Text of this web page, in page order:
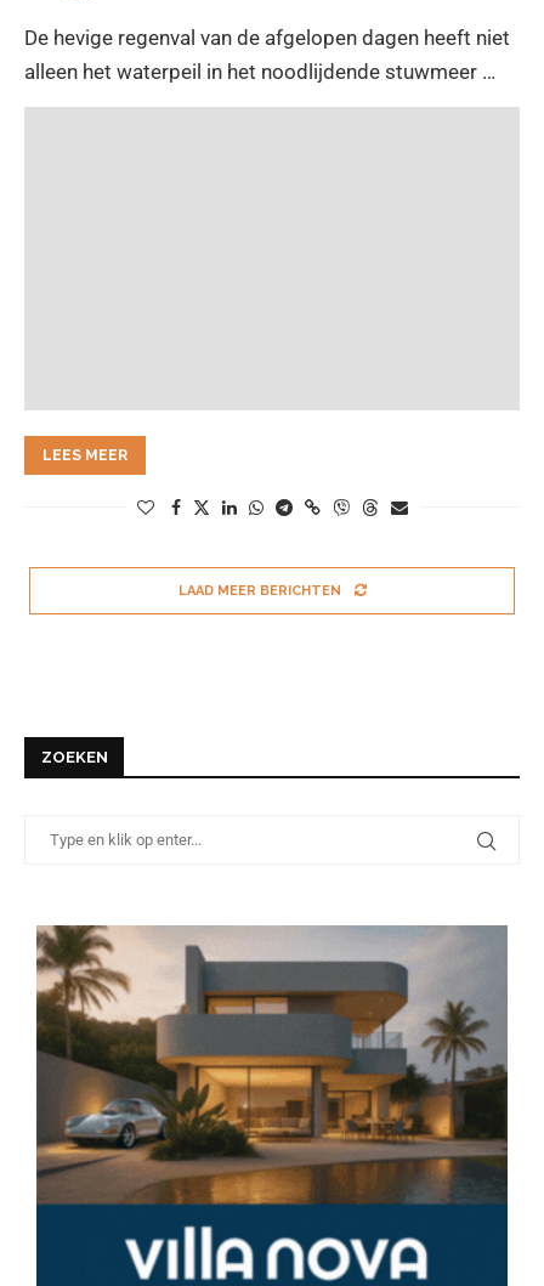
De hevige regenval van de afgelopen dagen heeft niet
alleen het waterpeil in het noodlijdende stuwmeer …
LEES MEER
LAAD MEER BERICHTEN
ZOEKEN